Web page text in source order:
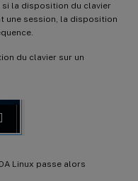
la disposition du clavier
une session, la disposition
du clavier sur un
Linux passe alors